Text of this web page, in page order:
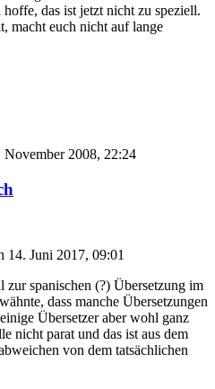
das ist jetzt nicht zu speziell.
macht euch nicht auf lange
November 2008, 22:24
14. Juni 2017, 09:01
zur spanischen (?) Übersetzung im
dass manche Übersetzungen
Übersetzer aber wohl ganz
nicht parat und das ist aus dem
von dem tatsächlichen